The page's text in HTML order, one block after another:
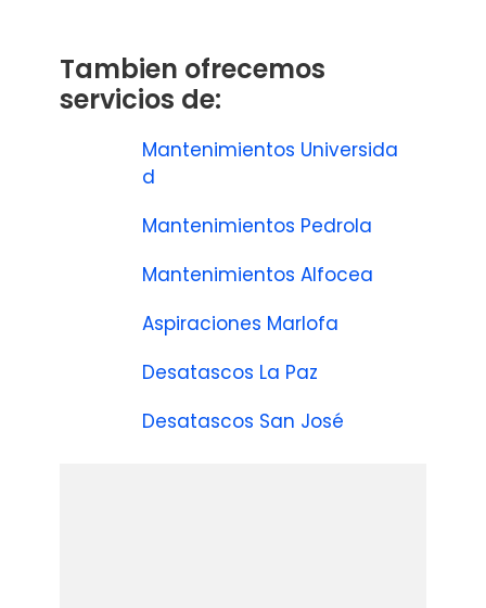
Tambien ofrecemos
servicios de:
Mantenimientos Universida
d
Mantenimientos Pedrola
Mantenimientos Alfocea
Aspiraciones Marlofa
Desatascos La Paz
Desatascos San José